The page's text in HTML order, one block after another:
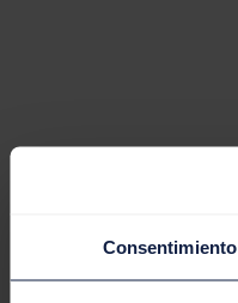
Consentimiento